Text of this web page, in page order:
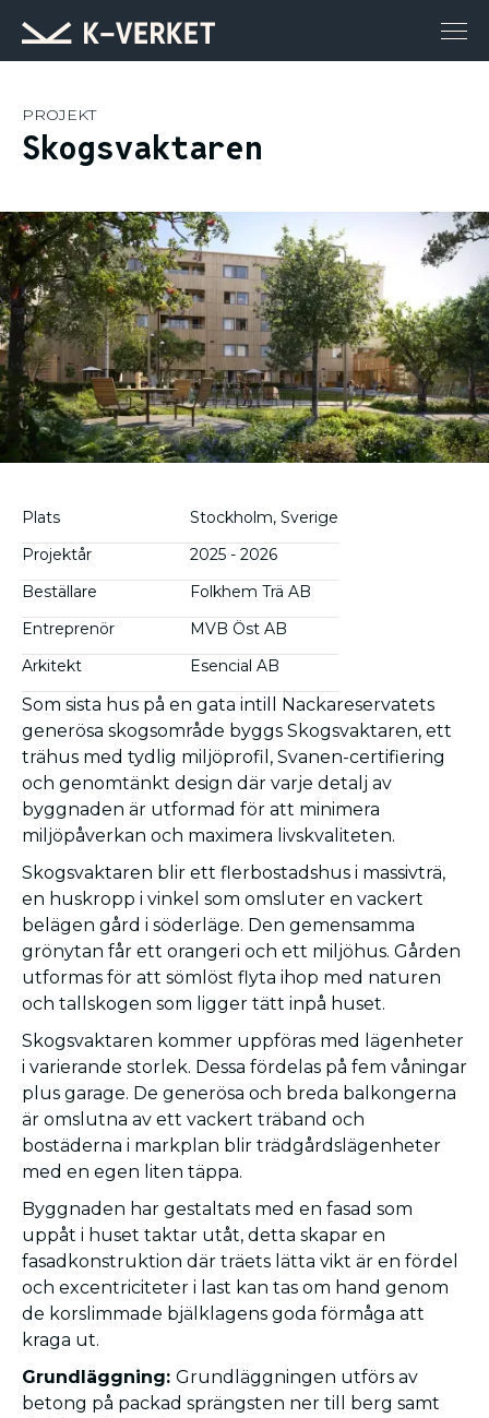
PROJEKT
Skogsvaktaren
Plats
Stockholm, Sverige
Projektår
2025 - 2026
Beställare
Folkhem Trä AB
Entreprenör
MVB Öst AB
Arkitekt
Esencial AB
Som sista hus på en gata intill Nackareservatets
generösa skogsområde byggs Skogsvaktaren, ett
trähus med tydlig miljöprofil, Svanen-certifiering
och genomtänkt design där varje detalj av
byggnaden är utformad för att minimera
miljöpåverkan och maximera livskvaliteten.
Skogsvaktaren blir ett flerbostadshus i massivträ,
en huskropp i vinkel som omsluter en vackert
belägen gård i söderläge. Den gemensamma
grönytan får ett orangeri och ett miljöhus. Gården
utformas för att sömlöst flyta ihop med naturen
och tallskogen som ligger tätt inpå huset.
Skogsvaktaren kommer uppföras med lägenheter
i varierande storlek. Dessa fördelas på fem våningar
plus garage. De generösa och breda balkongerna
är omslutna av ett vackert träband och
bostäderna i markplan blir trädgårdslägenheter
med en egen liten täppa.
Byggnaden har gestaltats med en fasad som
uppåt i huset taktar utåt, detta skapar en
fasadkonstruktion där träets lätta vikt är en fördel
och excentriciteter i last kan tas om hand genom
de korslimmade bjälklagens goda förmåga att
kraga ut.
Grundläggning: Grundläggningen utförs av
betong på packad sprängsten ner till berg samt